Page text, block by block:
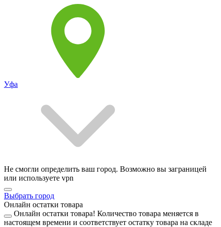
Уфа
Не смогли определить ваш город. Возможно вы заграницей
или используете vpn
Выбрать город
Онлайн остатки товара
Онлайн остатки товара! Количество товара меняется в
настоящем времени и соответствует остатку товара на складе